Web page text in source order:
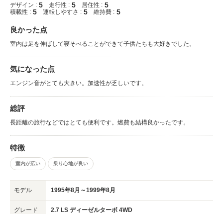
デザイン : 5 走行性 : 5 居住性 : 5
積載性 : 5 運転しやすさ : 5 維持費 : 5
良かった点
室内は足を伸ばして寝そべることができて子供たちも大好きでした。
気になった点
エンジン音がとても大きい。加速性が乏しいです。
総評
長距離の旅行などではとても便利です。燃費も結構良かったです。
特徴
室内が広い 乗り心地が良い
モデル 1995年8月～1999年8月
グレード 2.7 LS ディーゼルターボ 4WD